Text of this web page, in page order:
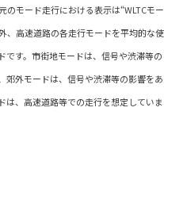
モード走行における表示は“WLTCモー
、高速道路の各走行モードを平均的な使
です。市街地モードは、信号や渋滞等の
郊外モードは、信号や渋滞等の影響をあ
は、高速道路等での走行を想定していま